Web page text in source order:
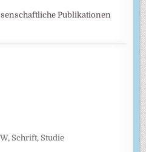
Publikationen
, Schrift, Studie